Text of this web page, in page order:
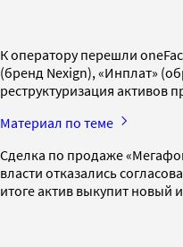
К оператору перешли
(бренд Nexign), «Инплат»
реструктуризация активов
Материал по теме
Сделка по продаже
власти отказались
итоге актив выкупит новый